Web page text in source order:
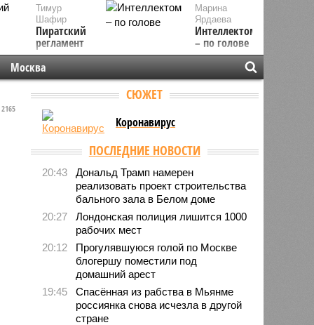
Марина
Ярдаева
Интеллектом
– по голове
Тимур
Шафир
Пиратский
регламент
Москва
2165
СЮЖЕТ
Коронавирус
ПОСЛЕДНИЕ НОВОСТИ
20:43
Дональд Трамп намерен
реализовать проект строительства
бального зала в Белом доме
20:27
Лондонская полиция лишится 1000
рабочих мест
20:12
Прогулявшуюся голой по Москве
блогершу поместили под
домашний арест
19:45
Спасённая из рабства в Мьянме
россиянка снова исчезла в другой
стране